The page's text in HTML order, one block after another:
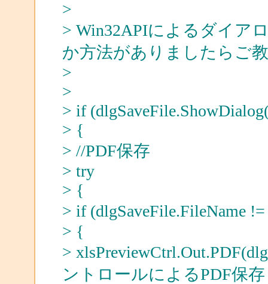
>
> Win32APIによるダイア
か方法がありましたらご
>
>
> if
> {
> //PDF保存
> try
> {
> if
> {
>
ントロールによるPDF保存